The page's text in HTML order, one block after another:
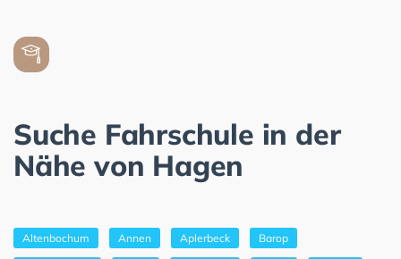
Suche Fahrschule in der
Nähe von Hagen
Altenbochum Annen Aplerbeck Barop